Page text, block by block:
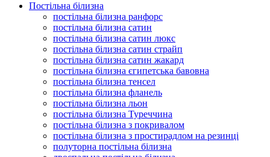
Постільна білизна
постільна білизна ранфорс
постільна білизна сатин
постільна білизна сатин люкс
постільна білизна сатин страйп
постільна білизна сатин жакард
постільна білизна єгипетська бавовна
постільна білизна тенсел
постільна білизна фланель
постільна білизна льон
постільна білизна Туреччина
постільна білизна з покривалом
постільна білизна з простирадлом на резинці
полуторна постільна білизна